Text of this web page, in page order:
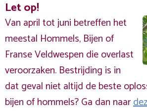
Let op!
Van april tot juni betreffen het
meestal Hommels, Bijen of
Franse Veldwespen die overlast
veroorzaken. Bestrijding is in
dat geval niet altijd de beste
bijen of hommels? Ga dan naar